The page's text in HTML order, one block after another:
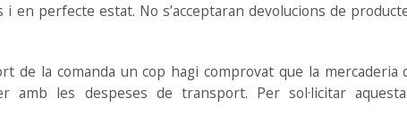
en perfecte estat. No s’acceptaran devolucions de
de la comanda un cop hagi comprovat que la
amb les despeses de transport. Per sol·licitar